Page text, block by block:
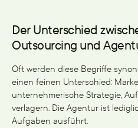
Der Unterschied
Outsourcing und
Oft werden diese Begriffe
einen feinen Unterschied:
unternehmerische Strategie,
verlagern. Die Agentur ist
Aufgaben ausführt.